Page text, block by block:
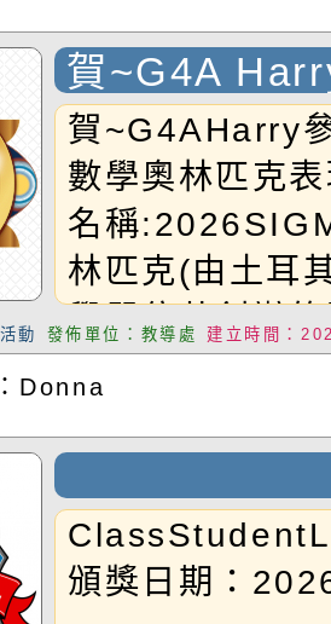
賀~G4A
SIGMA數學
表現優異
賀~G4AHarry
數學奧林匹克
名稱
林匹克(由土耳
學單位共創辦
生:G4Harry組
級成績:全球
者,Harry榮獲
恭禧Harry同學!
動 發佈單位：教導處 建立時間：
Donna
頒獎日期：